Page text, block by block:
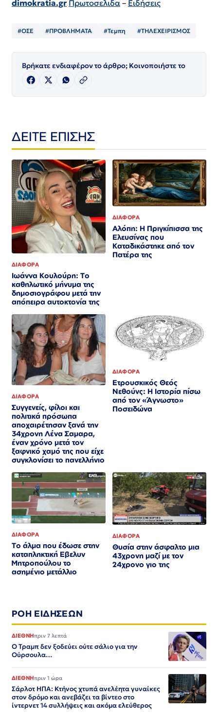
dimokratia.gr Πρωτοσελιδα– Ειδήσεις
#ΟΣΕ #ΠΡΟΒΛΗΜΑΤΑ #Τεμπη #ΤΗΛΕΧΕΙΡΙΣΜΟΣ
Βρήκατε ενδιαφέρον το άρθρο; Κοινοποιήστε το
ΔΕΙΤΕ ΕΠΙΣΗΣ
ΔΙΑΦΟΡΑ
Ιωάννα Κουλούρη: Το
καθηλωτικό μήνυμα της
δημοσιογράφου μετά την
απόπειρα αυτοκτονία της
ΔΙΑΦΟΡΑ
Αλόπη: Η Πριγκίπισσα της
Ελευσίνας που
Καταδικάστηκε από τον
Πατέρα της
ΔΙΑΦΟΡΑ
Συγγενείς, φίλοι και
πολιτικά πρόσωπα
αποχαιρέτησαν ξανά την
34χρονη Λένα Σαμαρα,
έναν χρόνο μετά τον
ξαφνικό χαμό της που είχε
συγκλονίσει το πανελλήνιο
ΔΙΑΦΟΡΑ
Ετρουσκικός Θεός
Νεθούνς: Η Ιστορία πίσω
από τον «Άγνωστο»
Ποσειδώνα
ΔΙΑΦΟΡΑ
Το άλμα που έδωσε στην
καταπληκτική Εβελυν
Μητροπούλου το
ασημένιο μετάλλιο
ΔΙΑΦΟΡΑ
Θυσία στην άσφαλτο μια
43χρονη μαζί με τον
24χρονο γιο της
ΡΟΗ ΕΙΔΗΣΕΩΝ
ΔΙΕΘΝΗπριν 7 λεπτά
Ο Τραμπ δεν ξοδεύει ούτε σάλιο για την
Ούρσουλα…
ΔΙΕΘΝΗπριν 1 ώρα
Σάρλοτ ΗΠΑ: Κτήνος χτυπά ανελέητα γυναίκες
στον δρόμο και ανεβάζει τα βίντεο στο
ίντερνετ 14 συλλήψεις και ακόμα ελεύθερος​​​​​​​​​​​​​​​​​​​​​​​​​​​​​​​​​​​​​​​​​​​​​​​​​​